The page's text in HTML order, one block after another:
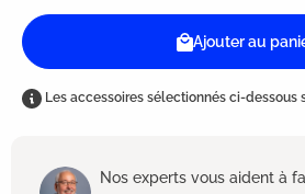
Ajouter au
Les accessoires sélectionnés ci-dessous
Nos experts vous aident à